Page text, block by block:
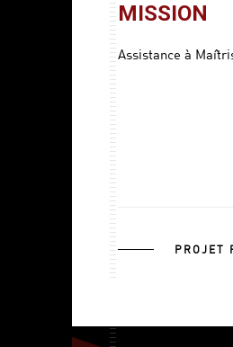
MISSION
Assistance à
PROJET